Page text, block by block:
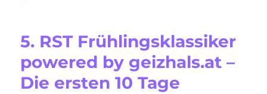
5. RST Frühlingsklassiker
powered by geizhals.at –
Die ersten 10 Tage